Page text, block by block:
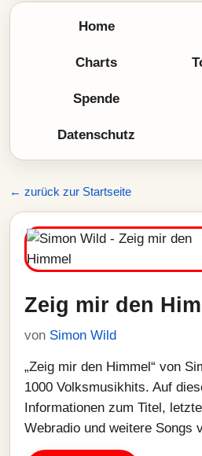
Home
Charts
Spende
Datenschutz
← zurück zur Startseite
Zeig mir den
von Simon Wild
„Zeig mir den Himmel“ von
1000 Volksmusikhits. Auf
Informationen zum Titel,
Webradio und weitere Songs